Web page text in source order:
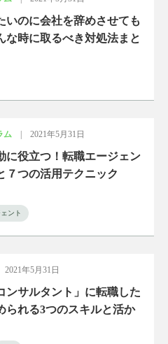
いのに会社を辞めさせても
時に取るべき対処法まと
ム 2021年5月31日
に役立つ！転職エージェン
７つの活用テクニック
ント
2021年5月31日
ンサルタント」に転職した
られる3つのスキルと活か